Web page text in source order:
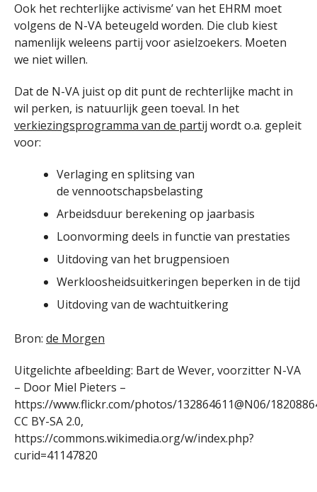
Ook het rechterlijke activisme’ van het EHRM moet
volgens de N-VA beteugeld worden. Die club kiest
namenlijk weleens partij voor asielzoekers. Moeten
we niet willen.
Dat de N-VA juist op dit punt de rechterlijke macht in
wil perken, is natuurlijk geen toeval. In het
verkiezingsprogramma van de partij wordt o.a. gepleit
voor:
Verlaging en splitsing van
de vennootschapsbelasting
Arbeidsduur berekening op jaarbasis
Loonvorming deels in functie van prestaties
Uitdoving van het brugpensioen
Werkloosheidsuitkeringen beperken in de tijd
Uitdoving van de wachtuitkering
Bron: de Morgen
Uitgelichte afbeelding: Bart de Wever, voorzitter N-VA
– Door Miel Pieters –
https://www.flickr.com/photos/132864611@N06/
CC BY-SA 2.0,
https://commons.wikimedia.org/w/index.php?
curid=41147820